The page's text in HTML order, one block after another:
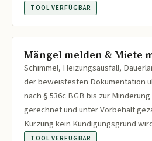
TOOL VERFÜGBAR
Mängel melden & Miete
Schimmel, Heizungsausfall,
der beweisfesten Dokumentation
nach § 536c BGB bis zur
gerechnet und unter Vorbehalt
Kürzung kein Kündigungsgrund
TOOL VERFÜGBAR